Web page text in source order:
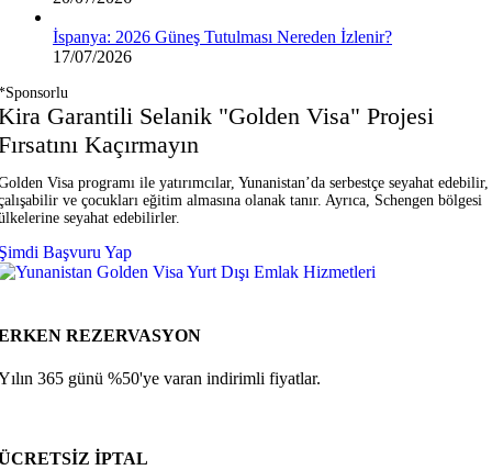
İspanya: 2026 Güneş Tutulması Nereden İzlenir?
17/07/2026
Garantili Selanik "Golden Visa" Projesi
Kaçırmayın
Visa programı ile yatırımcılar, Yunanistan’da serbestçe seyahat edebilir,
ve çocukları eğitim almasına olanak tanır. Ayrıca, Schengen bölgesi
seyahat edebilirler.
Başvuru Yap
REZERVASYON
365 günü %50'ye varan indirimli fiyatlar.
İPTAL